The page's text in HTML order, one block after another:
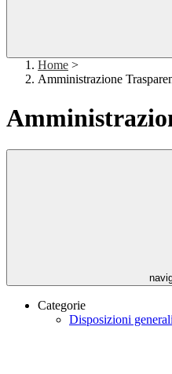
Home >
Amministrazione
Categorie
Disposizioni generali